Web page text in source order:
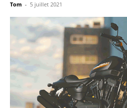
Tom - 5 juillet 2021